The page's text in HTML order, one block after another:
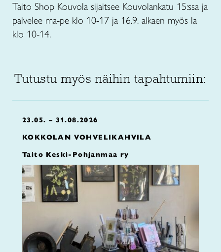
Taito Shop Kouvola sijaitsee Kouvolankatu 15:ssa ja
palvelee ma-pe klo 10-17 ja 16.9. alkaen myös la
klo 10-14.
Tutustu myös näihin tapahtumiin:
23.05. – 31.08.2026
KOKKOLAN VOHVELIKAHVILA
Taito Keski-Pohjanmaa ry